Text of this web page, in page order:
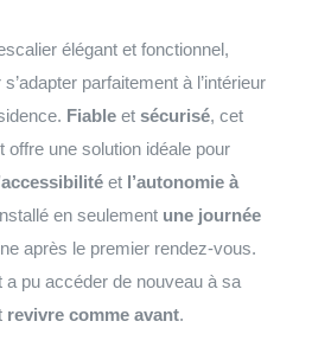
élégant et fonctionnel,
parfaitement à l’intérieur
Fiable etsécurisé, cet
offre une solution idéale pour
et l’autonomie à
en seulement une journée
après le premier rendez-vous.
a pu accéder de nouveau à sa
revivre comme avant.